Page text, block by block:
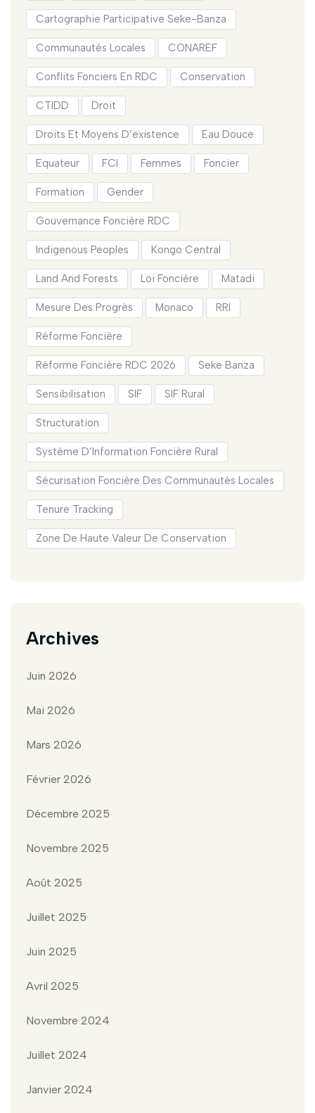
Cartographie Participative Seke-Banza
Communautés Locales CONAREF
Conflits Fonciers En RDC Conservation
CTIDD Droit
Droits Et Moyens D’existence Eau Douce
Equateur FCI Femmes Foncier
Formation Gender
Gouvernance Foncière RDC
Indigenous Peoples Kongo Central
Land And Forests Loi Foncière Matadi
Mesure Des Progrès Monaco RRI
Réforme Foncière
Réforme Foncière RDC 2026 Seke Banza
Sensibilisation SIF SIF Rural
Structuration
Système D’Information Foncière Rural
Sécurisation Foncière Des Communautés Locales
Tenure Tracking
Zone De Haute Valeur De Conservation
Archives
Juin 2026
Mai 2026
Mars 2026
Février 2026
Décembre 2025
Novembre 2025
Août 2025
Juillet 2025
Juin 2025
Avril 2025
Novembre 2024
Juillet 2024
Janvier 2024